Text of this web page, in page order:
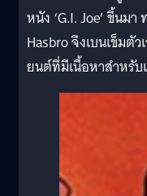
หนัง ‘G.I. Joe’ ขึ้นม
Hasbro จึงเบนเข็มตั
ยนต์ที่มีเนื้อหาสำหรับ